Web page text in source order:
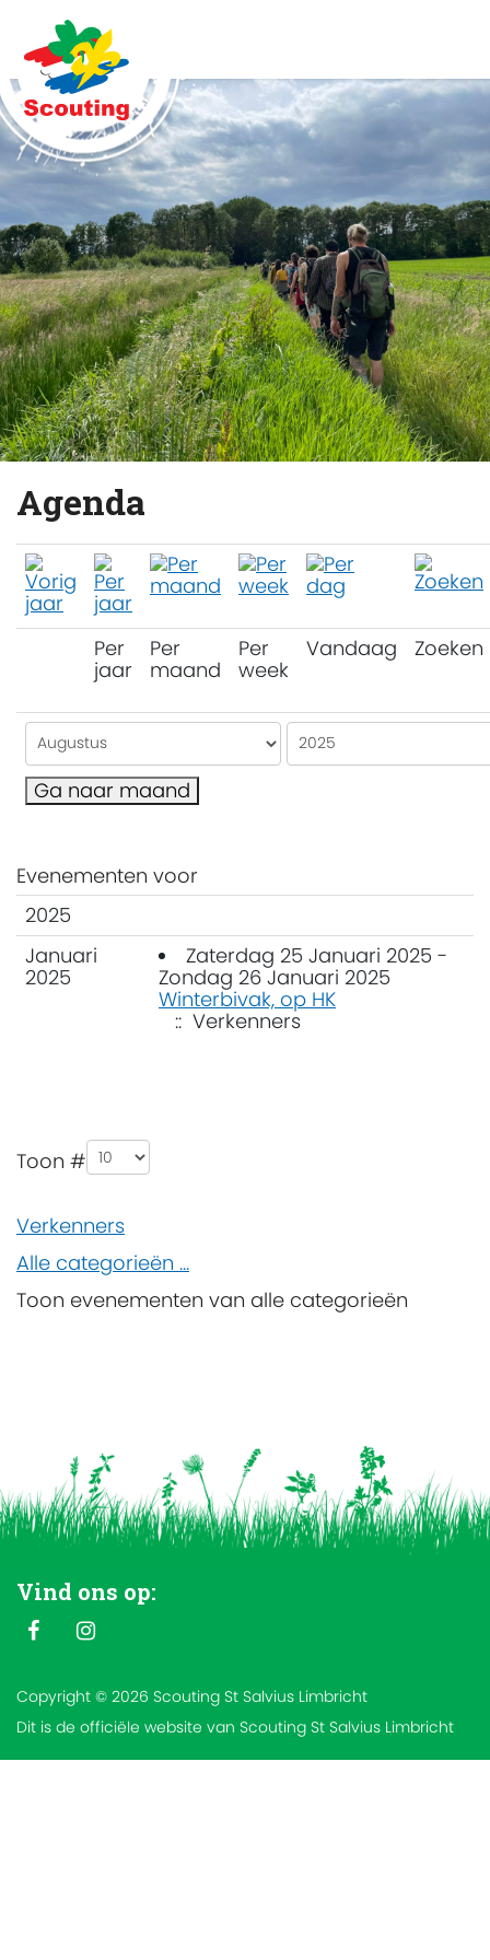
Agenda
Per
jaar
Per
maand
Per
week
Vandaag Zoeken
Ga naar maand
Evenementen voor
2025
Januari
2025
Zaterdag 25 Januari 2025 -
Zondag 26 Januari 2025
Winterbivak, op HK
:: Verkenners
Pagination List Limit
Toon #
Verkenners
Alle categorieën ...
Toon evenementen van alle categorieën
Vind ons op:
Copyright © 2026 Scouting St Salvius Limbricht
Dit is de officiële website van Scouting St Salvius Limbricht